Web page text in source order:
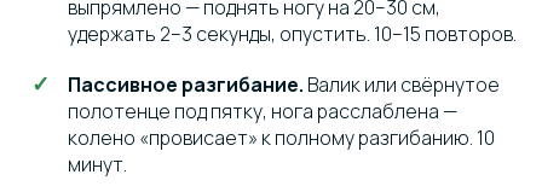
выпрямлено — поднять ногу на 20–30 см,
удержать 2–3 секунды, опустить. 10–15 повторов.
Пассивное разгибание. Валик или свёрнутое
полотенце под пятку, нога расслаблена —
колено «провисает» к полному разгибанию. 10
минут.